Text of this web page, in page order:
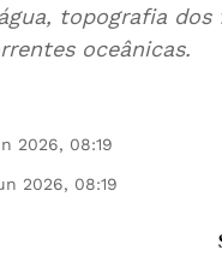
topografia dos
oceânicas.
2026, 08:19
2026, 08:19